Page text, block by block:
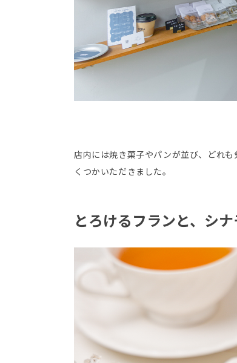
店内には焼き菓子やパンが並び、どれ
くつかいただきました。
とろけるフランと、シ